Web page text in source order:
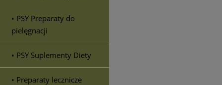
• PSY Preparaty do
pielęgnacji
• PSY Suplementy Diety
• Preparaty lecznicze